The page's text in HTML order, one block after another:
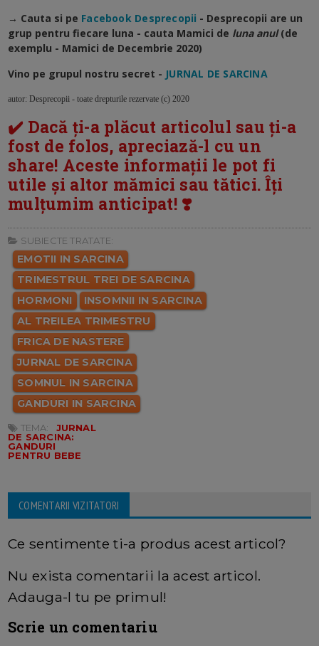
→ Cauta si pe Facebook Desprecopii - Desprecopii are un
grup pentru fiecare luna - cauta Mamici de luna anul (de
exemplu - Mamici de Decembrie 2020)
Vino pe grupul nostru secret - JURNAL DE SARCINA
autor: Desprecopii - toate drepturile rezervate (c) 2020
✔️ Dacă ți-a plăcut articolul sau ți-a
fost de folos, apreciază-l cu un
share! Aceste informații le pot fi
utile și altor mămici sau tătici. Îți
mulțumim anticipat! ❣️
SUBIECTE TRATATE:
EMOTII IN SARCINA
TRIMESTRUL TREI DE SARCINA
HORMONI
INSOMNII IN SARCINA
AL TREILEA TRIMESTRU
FRICA DE NASTERE
JURNAL DE SARCINA
SOMNUL IN SARCINA
GANDURI IN SARCINA
TEMA:
JURNAL
DE SARCINA:
GANDURI
PENTRU BEBE
COMENTARII VIZITATORI
Ce sentimente ti-a produs acest articol?
Nu exista comentarii la acest articol.
Adauga-l tu pe primul!
Scrie un comentariu